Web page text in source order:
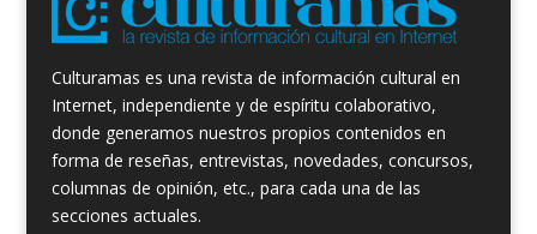
Culturamas es una revista de información cultural en
Internet, independiente y de espíritu colaborativo,
donde generamos nuestros propios contenidos en
forma de reseñas, entrevistas, novedades, concursos,
columnas de opinión, etc., para cada una de las
secciones actuales.